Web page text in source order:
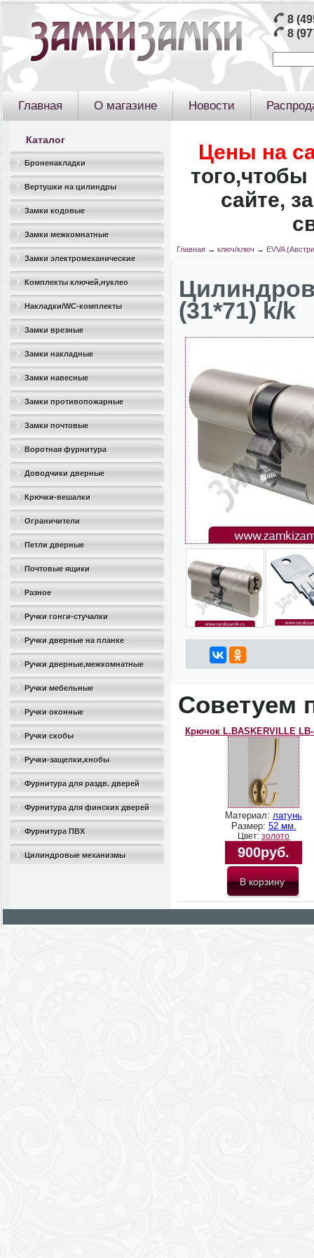
8
8
Главная О магазине Новости
Каталог
Броненакладки
Вертушки на цилиндры
Замки кодовые
Замки межкомнатные
Замки электромеханические
Комплекты ключей,нуклео
Накладки/WC-комплекты
Замки врезные
Замки накладные
Замки навесные
Замки противопожарные
Замки почтовые
Воротная фурнитура
Доводчики дверные
Крючки-вешалки
Ограничители
дверные(стопоры)
Петли дверные
Почтовые ящики
Разное
Ручки гонги-стучалки
Ручки дверные на планке
Ручки дверные,межкомнатные
Ручки мебельные
Ручки оконные
Ручки скобы
Ручки-защелки,кнобы
Фурнитура для раздв. дверей
Фурнитура для финских дверей
Фурнитура ПВХ
Цилиндровые механизмы
Цены на
того,чтобы
сайте,
Главная→ ключ/ключ → EVVA
(31*71) k/k
Советуем
Крючок L.BASKERVILLE LB-
Материал: латунь
Размер: 52 мм.
Цвет: золото
900руб.